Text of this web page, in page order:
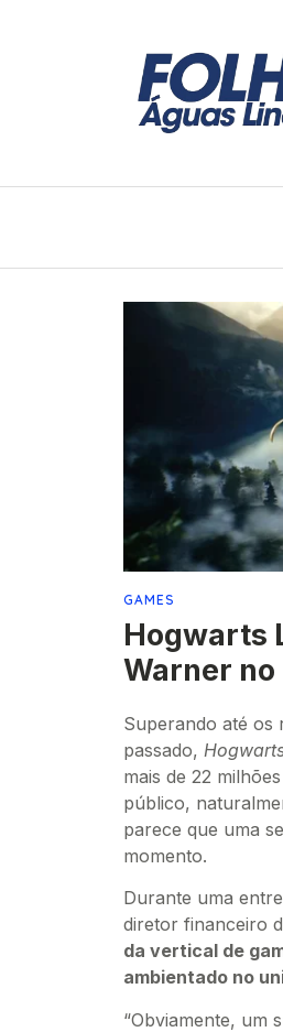
GAMES
Hogwarts
Warner
Superando até os
passado,
mais de 22
público,
parece que uma
momento.
Durante uma
diretor financeiro
da vertical de
ambientado no
“Obviamente, um